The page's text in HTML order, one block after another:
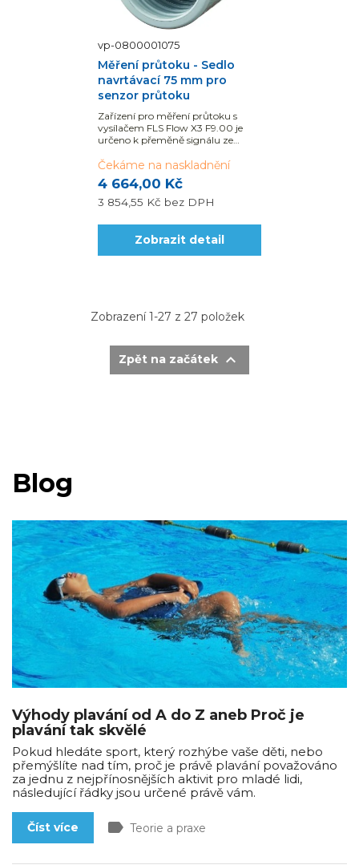
vp-0800001075
Měření průtoku - Sedlo
navrtávací 75 mm pro
senzor průtoku
Zařízení pro měření průtoku s
vysílačem FLS Flow X3 F9.00 je
určeno k přeměně signálu ze
údaje zobrazované...
4 664,00 Kč
3 854,55 Kč bez DPH
Čekáme na naskladnění
Zobrazit detail
Zobrazení 1-27 z 27 položek
Zpět na začátek 
Blog
Výhody plavání od A do Z aneb Proč je
plavání tak skvělé
Pokud hledáte sport, který rozhýbe vaše děti, nebo
přemýšlíte nad tím, proč je právě plavání považováno
za jednu z nejpřínosnějších aktivit pro mladé lidi,
následující řádky jsou určené právě vám.
Číst více label Teorie a praxe